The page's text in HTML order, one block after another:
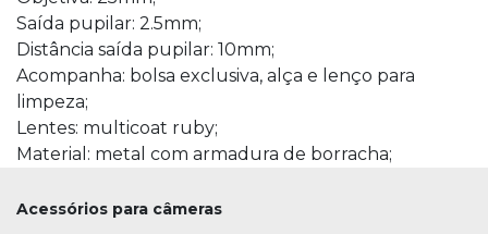
Saída pupilar: 2.5mm;
Distância saída pupilar: 10mm;
Acompanha: bolsa exclusiva, alça e lenço para
limpeza;
Lentes: multicoat ruby;
Material: metal com armadura de borracha;
Acessórios para câmeras